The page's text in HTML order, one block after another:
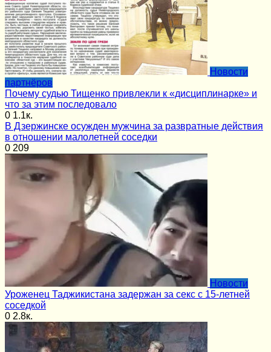
Новости
партнёров
Почему судью Тищенко привлекли к «дисциплинарке» и
что за этим последовало
0 1.1к.
В Дзержинске осужден мужчина за развратные действия
в отношении малолетней соседки
0 209
Новости
Уроженец Таджикистана задержан за секс с 15-летней
соседкой
0 2.8к.